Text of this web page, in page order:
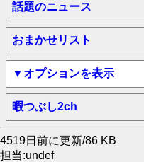
話題のニュース
おまかせリスト
▼オプションを表示
暇つぶし2ch
4519日前に更新/86 KB
担当:undef